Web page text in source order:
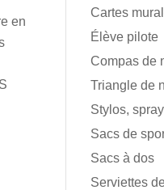
en
Cartes
Élève pilote
Compas de
Triangle de
Stylos,
Sacs de
Sacs à dos
Serviettes